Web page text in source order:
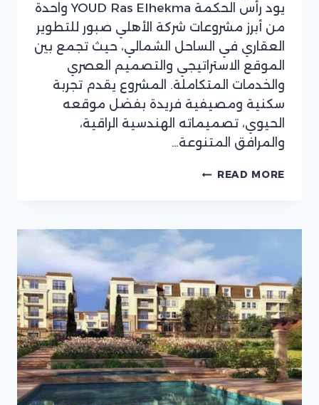
يود رأس الحكمة YOUD Ras Elhekma واحدة
من أبرز مشروعات شركة الأهلي صبور للتطوير
العقاري في الساحل الشمالي، حيث تجمع بين
الموقع الاستراتيجي والتصميم العصري
والخدمات المتكاملة. المشروع يقدم تجربة
سكنية ومصيفية فريدة بفضل موقعه
الحيوي، تصميماته الهندسية الراقية،
والمرافق المتنوعة…
READ MORE قرية